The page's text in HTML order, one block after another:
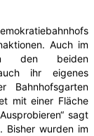
Auch im
den beiden
ihr eigenes
Bahnhofsgarten
mit einer Fläche
sagt
Bisher wurden im